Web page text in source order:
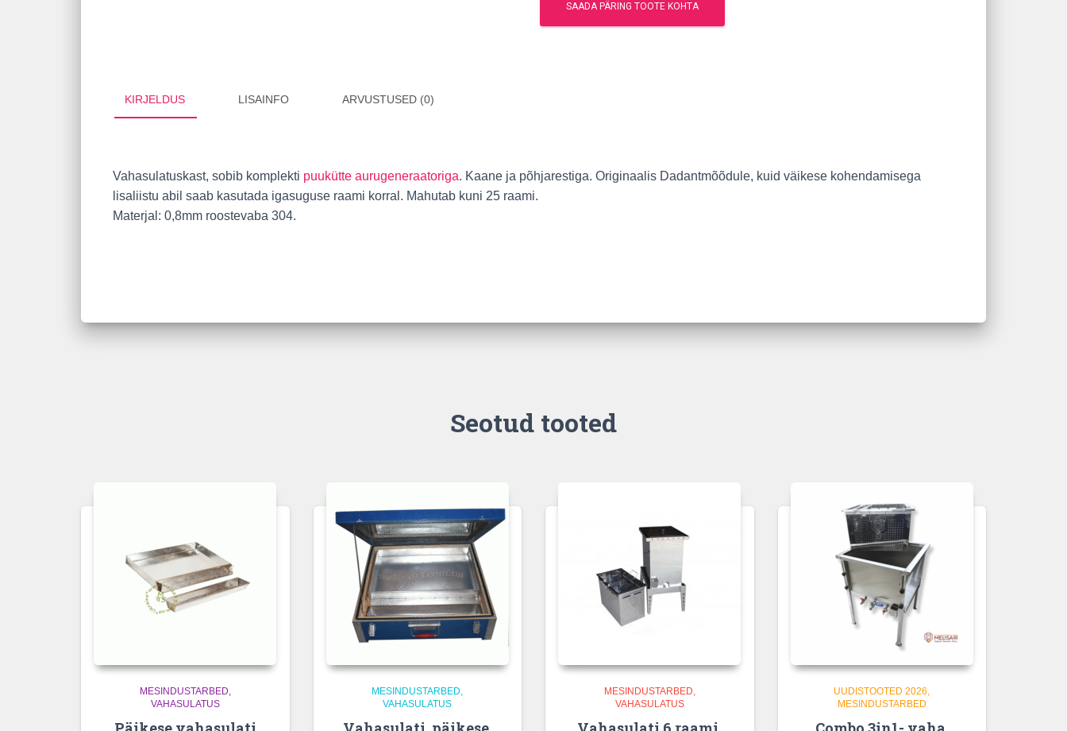
SAADA PÄRING TOOTE KOHTA
KIRJELDUS LISAINFO ARVUSTUSED (0)
Vahasulatuskast, sobib komplekti puukütte aurugeneraatoriga. Kaane ja põhjarestiga. Originaalis Dadantmõõdule, kuid väikese kohendamisega
lisaliistu abil saab kasutada igasuguse raami korral. Mahutab kuni 25 raami.
Materjal: 0,8mm roostevaba 304.
Seotud tooted
MESINDUSTARBED
VAHASULATUS
MESINDUSTARBED
VAHASULATUS
MESINDUSTARBED
VAHASULATUS
UUDISTOOTED 2026
MESINDUSTARBED